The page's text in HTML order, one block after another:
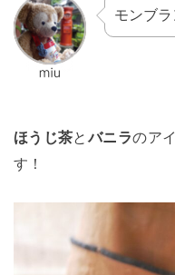
モンブ
ほうじ茶とバニラのア
す！